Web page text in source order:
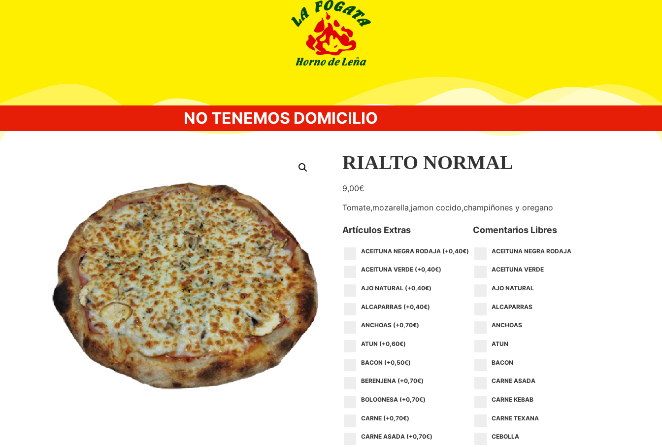
NO TENEMOS DOMICILIO
/ RIALTO NORMAL
RIALTO NORMAL
9,00€
Tomate,mozarella,jamon cocido,champiñones y oregano
Artículos Extras
ACEITUNA NEGRA RODAJA (+0,40€)
ACEITUNA VERDE (+0,40€)
AJO NATURAL (+0,40€)
ALCAPARRAS (+0,40€)
ANCHOAS (+0,70€)
ATUN (+0,60€)
BACON (+0,50€)
BERENJENA (+0,70€)
BOLOGNESA (+0,70€)
CARNE (+0,70€)
CARNE ASADA (+0,70€)
Comentarios Libres
ACEITUNA NEGRA RODAJA
ACEITUNA VERDE
AJO NATURAL
ALCAPARRAS
ANCHOAS
ATUN
BACON
CARNE ASADA
CARNE KEBAB
CARNE TEXANA
CEBOLLA